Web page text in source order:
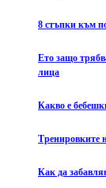
8 стъпки към
Ето защо
лица
Какво е
Тренировките
Как да